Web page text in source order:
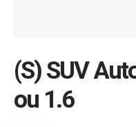
(S) SUV
ou 1.6